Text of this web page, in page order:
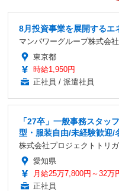
8月投資事業を展開するエ
マンパワーグループ株式会社
東京都
時給1,950円
正社員 / 派遣社員
「27卒」一般事務スタッ
型・服装自由/未経験歓迎/
株式会社プロジェクトトリ
愛知県
月給25万7,800円～32万
正社員